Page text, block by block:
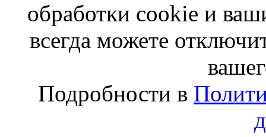
обработки cookie и
всегда можете
Подробности в